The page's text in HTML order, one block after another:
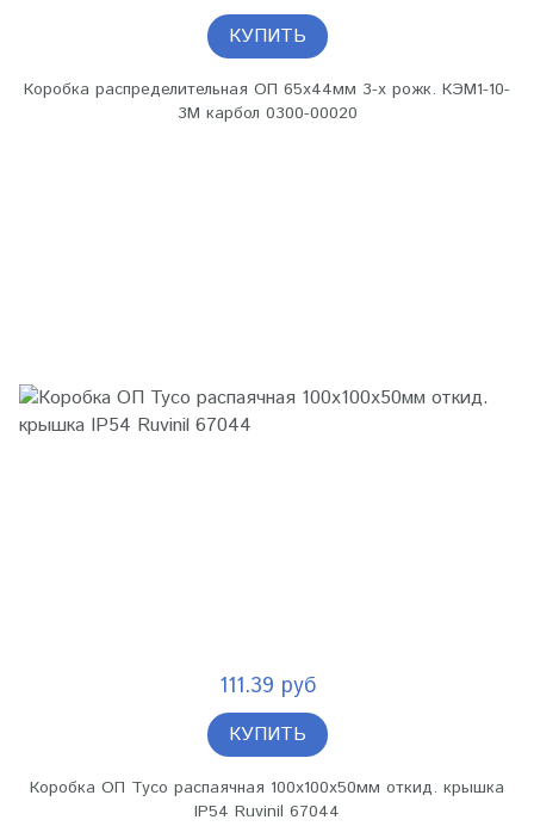
КУПИТЬ
Коробка распределительная ОП 65х44мм 3-х рожк. КЭМ1-10-
3М карбол 0300-00020
111.39 руб
КУПИТЬ
Коробка ОП Тусо распаячная 100х100х50мм откид. крышка
IP54 Ruvinil 67044